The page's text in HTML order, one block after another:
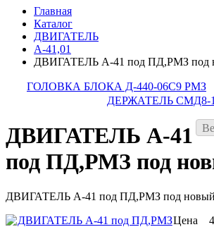
Главная
Каталог
ДВИГАТЕЛЬ
А-41,01
ДВИГАТЕЛЬ А-41 под ПД,РМЗ под
ГОЛОВКА БЛОКА Д-440-06С9 РМЗ
ДЕРЖАТЕЛЬ СМД8-
ДВИГАТЕЛЬ А-41
под ПД,РМЗ под
ДВИГАТЕЛЬ А-41 под ПД,РМЗ под новый
Цена